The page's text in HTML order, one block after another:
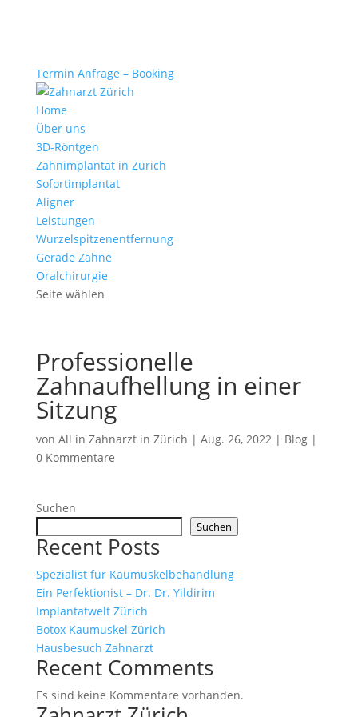
Termin Anfrage – Booking
Home
Über uns
3D-Röntgen
Zahnimplantat in Zürich
Sofortimplantat
Aligner
Leistungen
Wurzelspitzenentfernung
Gerade Zähne
Oralchirurgie
Seite wählen
Professionelle
Zahnaufhellung in einer
Sitzung
von All in Zahnarzt in Zürich | Aug. 26, 2022| Blog|
0 Kommentare
Suchen
Suchen
Recent Posts
Spezialist für Kaumuskelbehandlung
Ein Perfektionist – Dr. Dr. Yildirim
Implantatwelt Zürich
Botox Kaumuskel Zürich
Hausbesuch Zahnarzt
Recent Comments
Es sind keine Kommentare vorhanden.